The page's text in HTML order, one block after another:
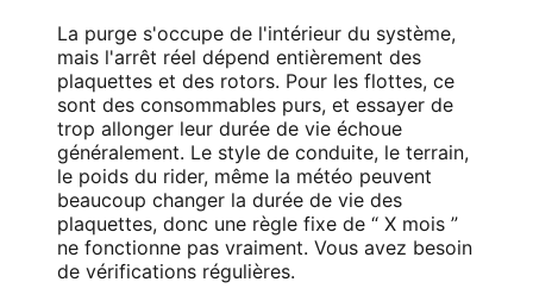
La purge s'occupe de l'intérieur du système,
mais l'arrêt réel dépend entièrement des
plaquettes et des rotors. Pour les flottes, ce
sont des consommables purs, et essayer de
trop allonger leur durée de vie échoue
généralement. Le style de conduite, le terrain,
le poids du rider, même la météo peuvent
beaucoup changer la durée de vie des
plaquettes, donc une règle fixe de “ X mois ”
ne fonctionne pas vraiment. Vous avez besoin
de vérifications régulières.